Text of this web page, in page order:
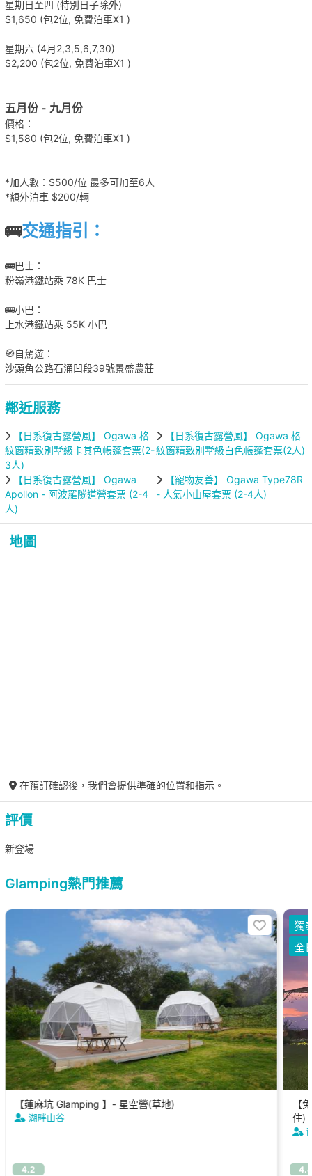
星期日至四 (特別日子除外)
$1,650 (包2位, 免費泊車X1 )
星期六 (4月2,3,5,6,7,30)
$2,200 (包2位, 免費泊車X1 )
五月份 - 九月份
價格：
$1,580 (包2位, 免費泊車X1 )
*加人數： $500/位 最多可加至6人
*額外泊車 $200/輛
🚌交通指引：
🚌巴士：
粉嶺港鐵站乘 78K 巴士
🚌小巴：
上水港鐵站乘 55K 小巴
🧭自駕遊：
沙頭角公路石涌凹段39號景盛農莊
鄰近服務
【日系復古露營風】 Ogawa 格
紋窗精致別墅級卡其色帳蓬套票(2-
3人)
【日系復古露營風】 Ogawa 格
紋窗精致別墅級白色帳蓬套票(2人)
【日系復古露營風】 Ogawa
Apollon - 阿波羅隧道營套票 (2-4
人)
【寵物友善】 Ogawa Type78R
- 人氣小山屋套票 (2-4人)
地圖
在預訂確認後，我們會提供準確的位置和指示。
評價
新登場
Glamping熱門推薦
【蓮麻坑 Glamping 】- 星空營(草地)
湖畔山谷
4.2
【
住)
4.4
獨
全